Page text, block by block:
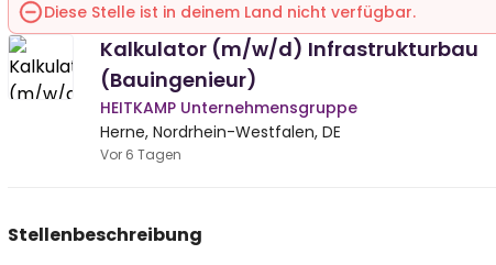
Diese Stelle ist in deinem Land nicht verfügbar.
Kalkulator (m/w/d) Infrastrukturbau
(Bauingenieur)
HEITKAMP Unternehmensgruppe
Herne, Nordrhein-Westfalen, DE
Vor 6 Tagen
Stellenbeschreibung